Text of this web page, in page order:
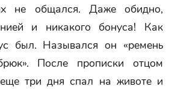
не общался. Даже обидно,
и никакого бонуса! Как
был. Назывался он «ремень
После прописки отцом
три дня спал на животе и